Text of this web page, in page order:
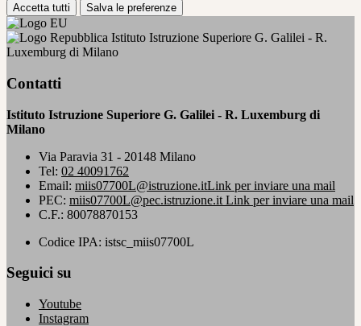
Accetta tutti Salva le preferenze
Istituto Istruzione Superiore G. Galilei - R.
Luxemburg di Milano
Contatti
Istituto Istruzione Superiore G. Galilei - R. Luxemburg di
Milano
Via Paravia 31 - 20148 Milano
Tel: 02 40091762
Email: miis07700L@istruzione.itLink per inviare una mail
PEC: miis07700L@pec.istruzione.it Link per inviare una mail
C.F.: 80078870153
Codice IPA: istsc_miis07700L
Seguici su
Youtube
Instagram